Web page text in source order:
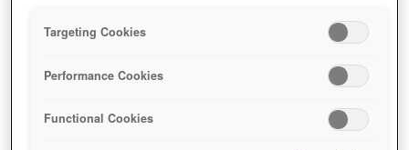
لعبة الذاكرة من إبسون
Targeting Cookies
Performance Cookies
Functional Cookies